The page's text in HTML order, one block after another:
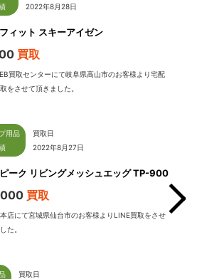
2022年8月28日
ィット スキーアイゼン
買取
買取センターにて岐阜県高山市のお客様より宅配
をさせて頂きました。
用品
買取日
2022年8月27日
ーク リビングメッシュエッグ TP-900
買取
店にて宮城県仙台市のお客様よりLINE買取をさせ
た。
買取日